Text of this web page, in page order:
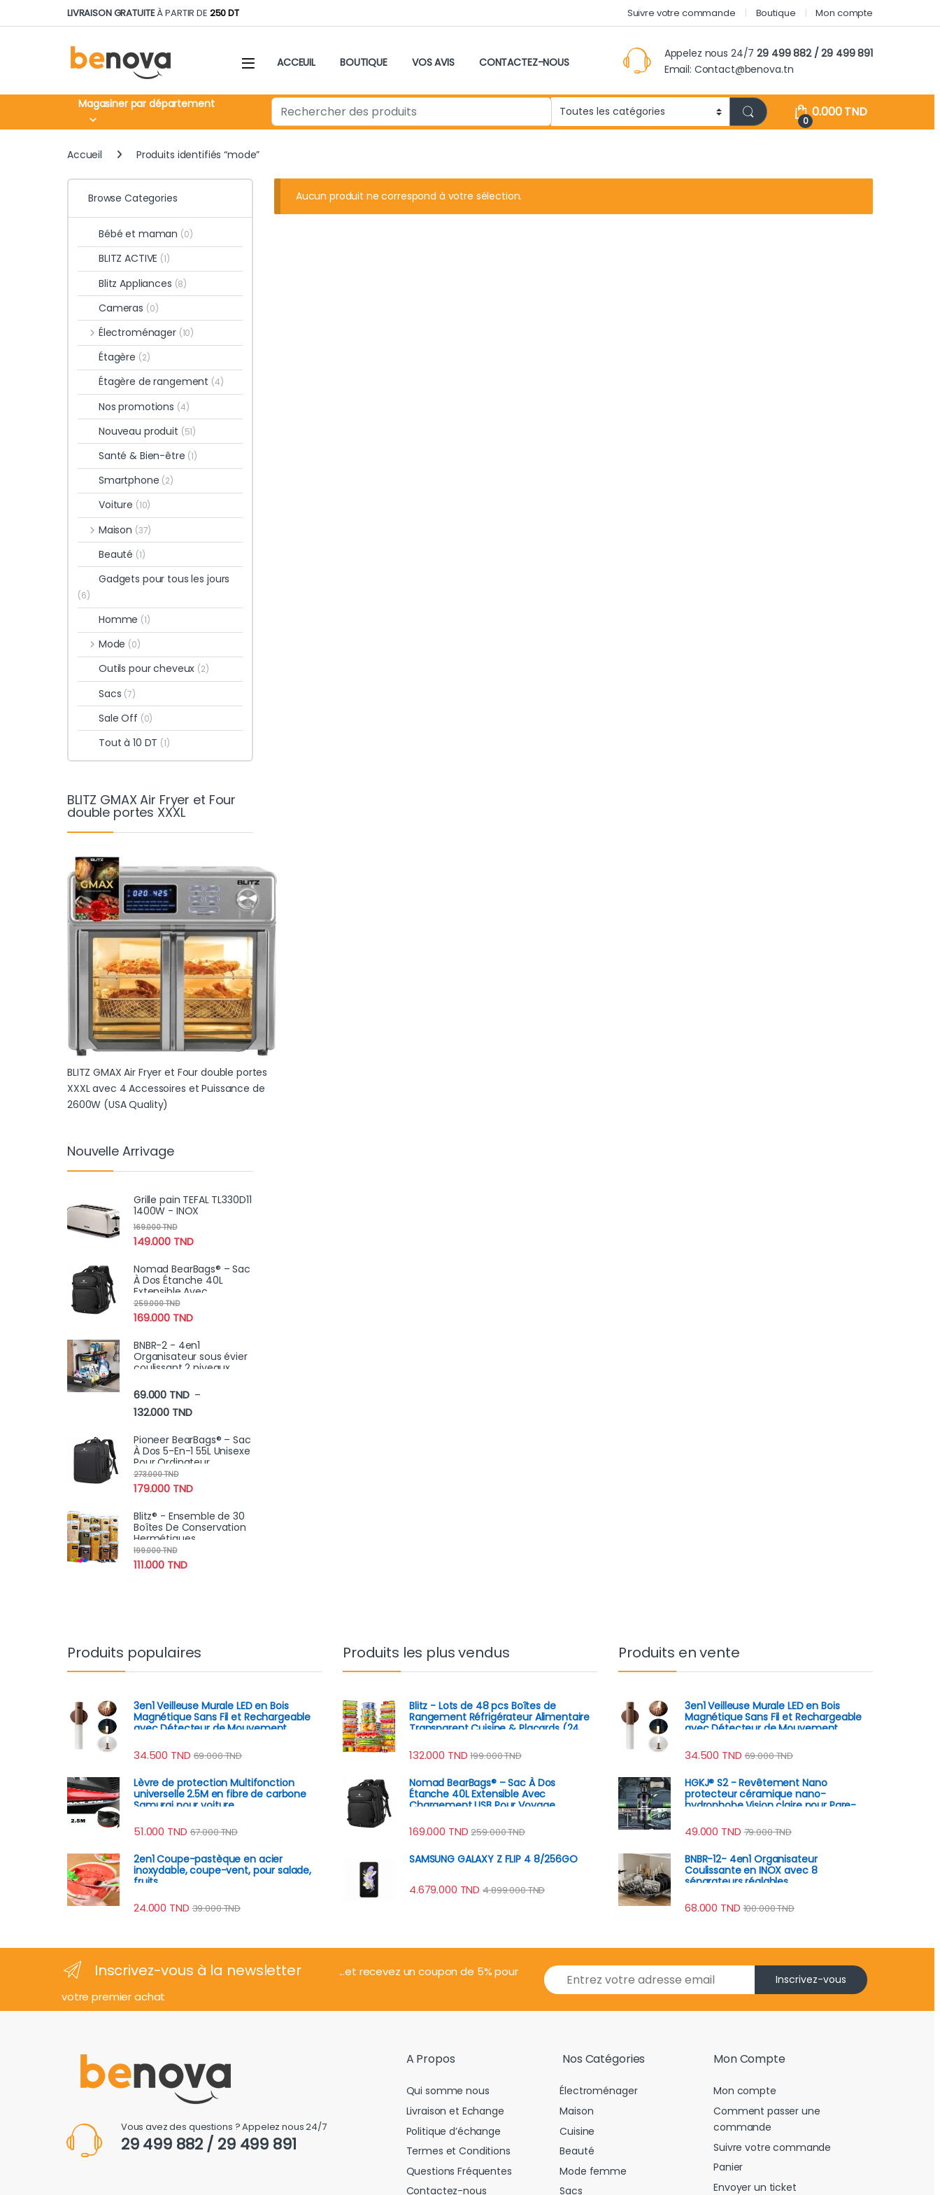
Skip to navigation
Skip to contentLIVRAISON GRATUITEÀ PARTIR DE 250 DT Suivre votre commande Boutique Mon compte
ACCEUIL BOUTIQUE VOS AVIS CONTACTEZ-NOUS
Appelez nous 24/729 499 882 / 29 499 891
Email: Contact@benova.tn
Magasiner par département Search for:
0
0.000TND
Accueil Produits identifiés “mode”
Aucun produit ne correspond à votre sélection.
Browse Categories
Bébé et maman (0)
BLITZ ACTIVE (1)
Blitz Appliances (8)
Cameras (0)
Électroménager (10)
Étagère (2)
Étagère de rangement (4)
Nos promotions (4)
Nouveau produit (51)
Santé & Bien-être (1)
Smartphone (2)
Voiture (10)
Maison (37)
Beauté (1)
Gadgets pour tous les jours
(6)
Homme (1)
Mode (0)
Outils pour cheveux (2)
Sacs (7)
Sale Off (0)
Tout à 10 DT (1)
BLITZ GMAX Air Fryer et Four
double portes XXXL
BLITZ GMAX Air Fryer et Four double portes
XXXL avec 4 Accessoires et Puissance de
2600W (USA Quality)
Nouvelle Arrivage
Grille pain TEFAL TL330D11
1400W - INOX
149.000 TND
169.000TND
Nomad BearBags® – Sac
À Dos Étanche 40L
Extensible Avec
Chargement USB Pour
Voyage Professionnel
169.000 TND
259.000TND
BNBR-2 - 4en1
Organisateur sous évier
coulissant 2 niveaux
salle de bain (2 pcs)
69.000 TND –
132.000 TNDPlage de prix : 69.000 TND à 132.000 TND
Pioneer BearBags® – Sac
À Dos 5-En-1 55L Unisexe
Pour Ordinateur
Portable, Haute Qualité
Pour Voyage
179.000 TND
273.000TND
Blitz® - Ensemble de 30
Boîtes De Conservation
Hermétiques
Alimentaires Sans BPA
Pour Un Rangement
Idéal ( 15 Boites + 15
111.000 TND
199.000TND
Produits populaires
3en1 Veilleuse Murale LED en Bois
Magnétique Sans Fil et Rechargeable
avec Détecteur de Mouvement
34.500 TND 69.000TND
Lèvre de protection Multifonction
universelle 2.5M en fibre de carbone
Samurai pour voiture
51.000 TND 67.000TND
2en1 Coupe-pastèque en acier
inoxydable, coupe-vent, pour salade,
fruits
24.000 TND 39.000TND
Produits les plus vendus
Blitz - Lots de 48 pcs Boîtes de
Rangement Réfrigérateur Alimentaire
Transparent Cuisine & Placards (24
132.000 TND 199.000TND
Nomad BearBags® – Sac À Dos
Étanche 40L Extensible Avec
Chargement USB Pour Voyage
169.000 TND 259.000TND
SAMSUNG GALAXY Z FLIP 4 8/256GO
4.679.000 TND 4.899.000TND
Produits en vente
3en1 Veilleuse Murale LED en Bois
Magnétique Sans Fil et Rechargeable
avec Détecteur de Mouvement
34.500 TND 69.000TND
HGKJ® S2 - Revêtement Nano
protecteur céramique nano-
hydrophobe Vision claire pour Pare-
49.000 TND 79.000TND
BNBR-12- 4en1 Organisateur
Coulissante en INOX avec 8
séparateurs réglables
68.000 TND 100.000TND
Inscrivez-vous à la newsletter
...et recevez un coupon de 5% pour
votre premier achat
E
m
i
Inscrivez-vous
Vous avez des questions ? Appelez nous 24/7
29 499 882 / 29 499 891
A Propos
Qui somme nous
Livraison et Echange
Politique d’échange
Termes et Conditions
Questions Fréquentes
Contactez-nous
Nos Catégories
Électroménager
Maison
Cuisine
Beauté
Mode femme
Sacs
Mon Compte
Mon compte
Comment passer une
commande
Suivre votre commande
Panier
Envoyer un ticket